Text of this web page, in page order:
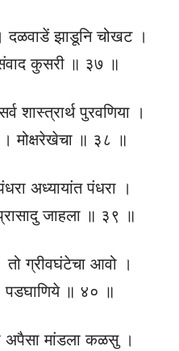
दळवाडें झाडूनि चोखट ।
कुसरी ॥ ३७ ॥
शास्त्रार्थ पुरवणिया ।
। मोक्षरेखेचा ॥ ३८ ॥
अध्यायांत पंधरा ।
जाहला ॥ ३९ ॥
तो ग्रीवघंटेचा आवो ।
पडघाणिये ॥ ४० ॥
अपैसा मांडला कळसु ।